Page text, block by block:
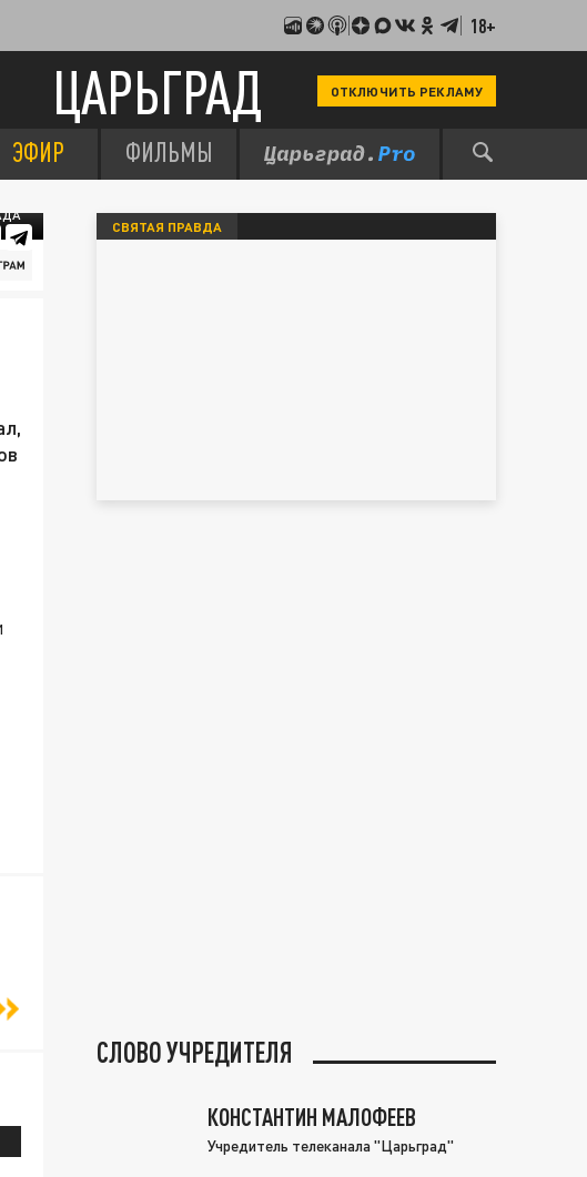
18+
ЦАРЬГРАД ОТКЛЮЧИТЬ РЕКЛАМУ
ЭФИР ФИЛЬМЫ
СВЯТАЯ ПРАВДА
СЛОВО УЧРЕДИТЕЛЯ
КОНСТАНТИН МАЛОФЕЕВ
Учредитель телеканала "Царьград"